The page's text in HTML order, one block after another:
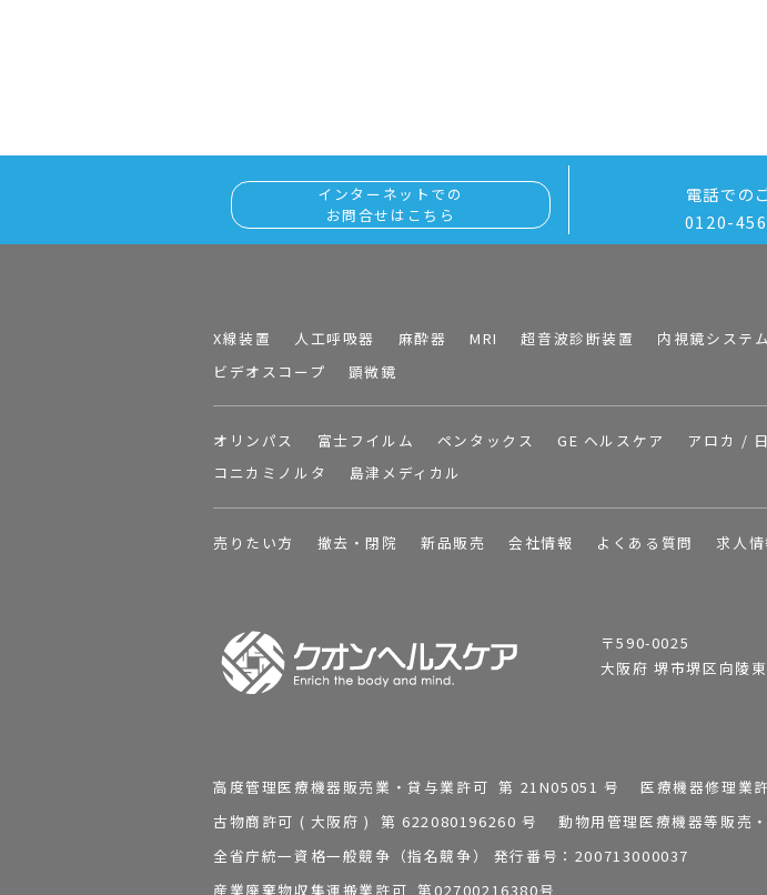
インターネットでの
お問合せはこちら
電話での
0120-
X線装置 人工呼吸器 麻酔器 MRI 超音波診断装置 内視鏡システム
ビデオスコープ
顕微鏡
オリンパス 富士フイルム ペンタックス GE ヘルスケア アロカ /
コニカミノルタ
島津メディカル
売りたい方 撤去・閉院 新品販売 会社情報 よくある質問 求人
〒590-0025
大阪府 堺市堺区向陵
高度管理医療機器販売業・貸与業許可 第 21N05051 号 医療機器修理業
古物商許可 ( 大阪府 ) 第 622080196260 号 動物用管理医療機器等販売
全省庁統一資格一般競争（指名競争） 発行番号：200713000037
産業廃棄物収集運搬業許可 第02700216380号